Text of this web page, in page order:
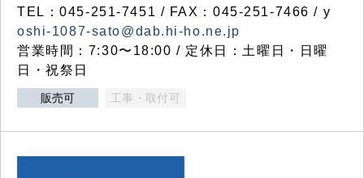
TEL：045-251-7451 / FAX：045-251-7466 / y
oshi-1087-sato@dab.hi-ho.ne.jp
営業時間：7:30〜18:00 / 定休日：土曜日・日曜
日・祝祭日
販売可 工事・取付可